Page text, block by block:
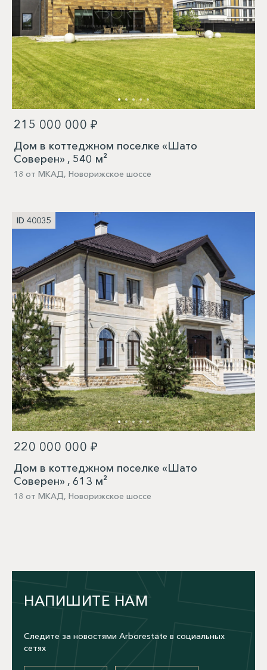
215 000 000 ₽
Дом в коттеджном поселке «Шато
Соверен» , 540 м²
18 от МКАД, Новорижское шоссе
ID 40035
220 000 000 ₽
Дом в коттеджном поселке «Шато
Соверен» , 613 м²
18 от МКАД, Новорижское шоссе
НАПИШИТЕ НАМ
Следите за новостями Arborestate в социальных
сетях